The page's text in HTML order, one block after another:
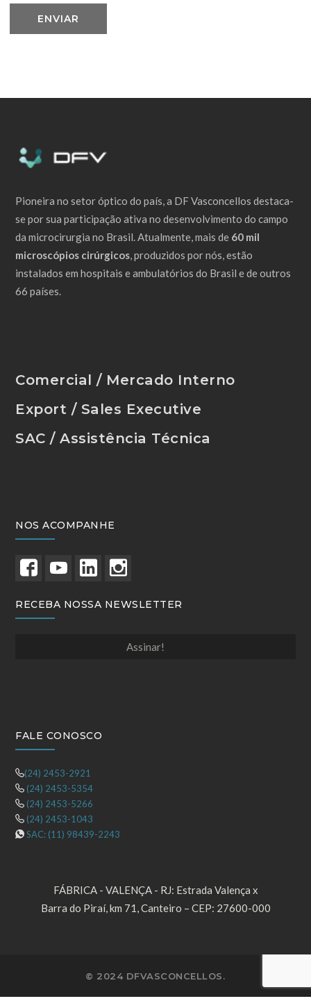
Pioneira no setor óptico do país, a DF Vasconcellos destaca-
se por sua participação ativa no desenvolvimento do campo
da microcirurgia no Brasil. Atualmente, mais de 60 mil
microscópios cirúrgicos, produzidos por nós, estão
instalados em hospitais e ambulatórios do Brasil e de outros
66 países.
Comercial / Mercado Interno
Export / Sales Executive
SAC / Assistência Técnica
NOS ACOMPANHE
RECEBA NOSSA NEWSLETTER
Assinar!
FALE CONOSCO
(24) 2453-2921
(24) 2453-5354
(24) 2453-5266
(24) 2453-1043
SAC: (11) 98439-2243
FÁBRICA - VALENÇA - RJ: Estrada Valença x
Barra do Piraí, km 71, Canteiro – CEP: 27600-000
© 2024 DFVASCONCELLOS.